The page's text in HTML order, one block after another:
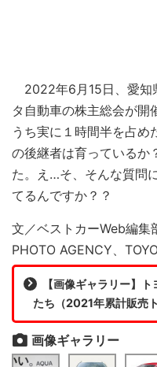
2022年6月15日、愛知
タ自動車の株主総会が開
うち実に１時間半を占め
の後継者は育っているか
た。え…そ、そんな質問
てるんですか？？
文／ベストカーWeb編
PHOTO AGENCY、
【画像ギャラリー】
たち（2021年累計販売
画像ギャラリー